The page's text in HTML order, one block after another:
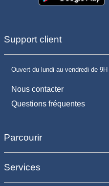
Support client
Ouvert du lundi au vendredi de
Nous contacter
Questions fréquentes
Parcourir
Services